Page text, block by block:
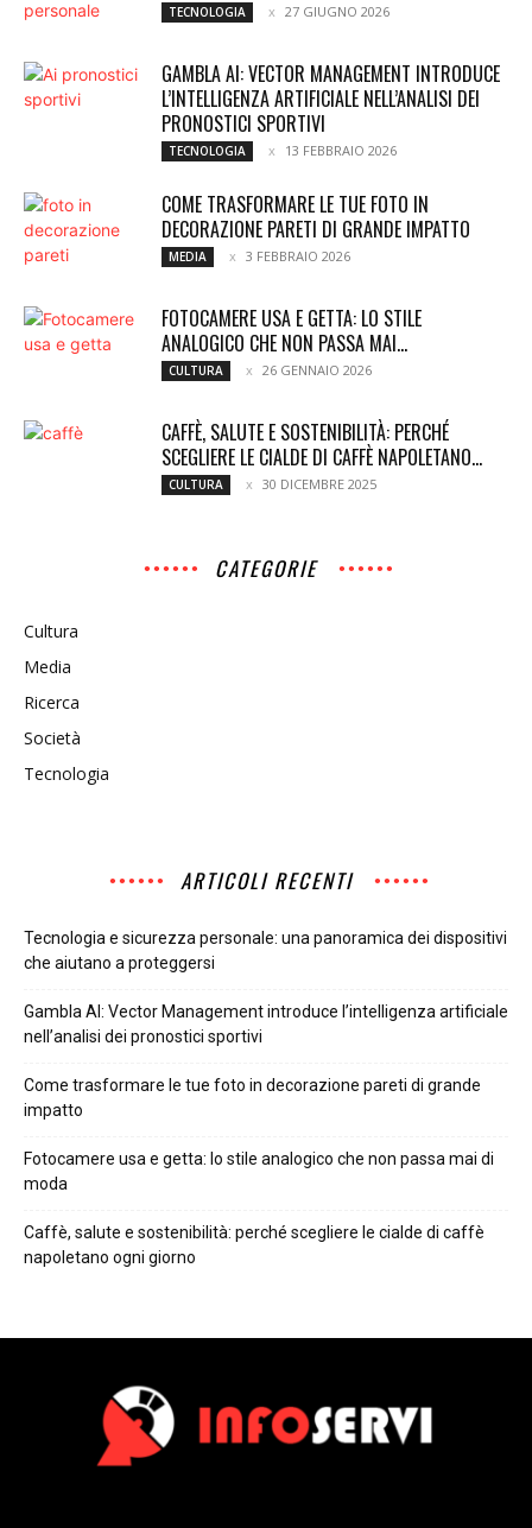
TECNOLOGIA 27 GIUGNO 2026
GAMBLA AI: VECTOR MANAGEMENT INTRODUCE
L’INTELLIGENZA ARTIFICIALE NELL’ANALISI DEI
PRONOSTICI SPORTIVI
TECNOLOGIA 13 FEBBRAIO 2026
COME TRASFORMARE LE TUE FOTO IN
DECORAZIONE PARETI DI GRANDE IMPATTO
MEDIA 3 FEBBRAIO 2026
FOTOCAMERE USA E GETTA: LO STILE
ANALOGICO CHE NON PASSA MAI...
CULTURA 26 GENNAIO 2026
CAFFÈ, SALUTE E SOSTENIBILITÀ: PERCHÉ
SCEGLIERE LE CIALDE DI CAFFÈ NAPOLETANO...
CULTURA 30 DICEMBRE 2025
CATEGORIE
Cultura
Media
Ricerca
Società
Tecnologia
ARTICOLI RECENTI
Tecnologia e sicurezza personale: una panoramica dei dispositivi
che aiutano a proteggersi
Gambla AI: Vector Management introduce l’intelligenza artificiale
nell’analisi dei pronostici sportivi
Come trasformare le tue foto in decorazione pareti di grande
impatto
Fotocamere usa e getta: lo stile analogico che non passa mai di
moda
Caffè, salute e sostenibilità: perché scegliere le cialde di caffè
napoletano ogni giorno